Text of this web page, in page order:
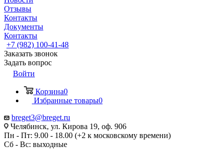
Отзывы
Контакты
Документы
Контакты
+7 (982) 100-41-48
Заказать звонок
Задать вопрос
Войти
Корзина0
Избранные товары0
breget3@breget.ru
Челябинск, ул. Кирова 19, оф. 906
Пн - Пт: 9.00 - 18.00 (+2 к московскому времени)
Сб - Вс: выходные